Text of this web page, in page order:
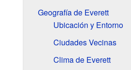
Geografía de Everett
Ubicación y Entorno
Ciudades Vecinas
Clima de Everett